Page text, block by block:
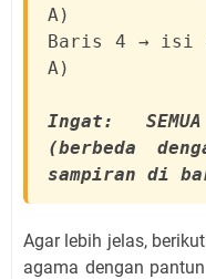
A)
Baris 4 → isi /
A)
Ingat:
(berbeda
sampiran di
Agar lebih jelas,
agama dengan